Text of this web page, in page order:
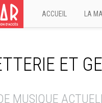
ACCUEIL LA
ET
MUSIQUE